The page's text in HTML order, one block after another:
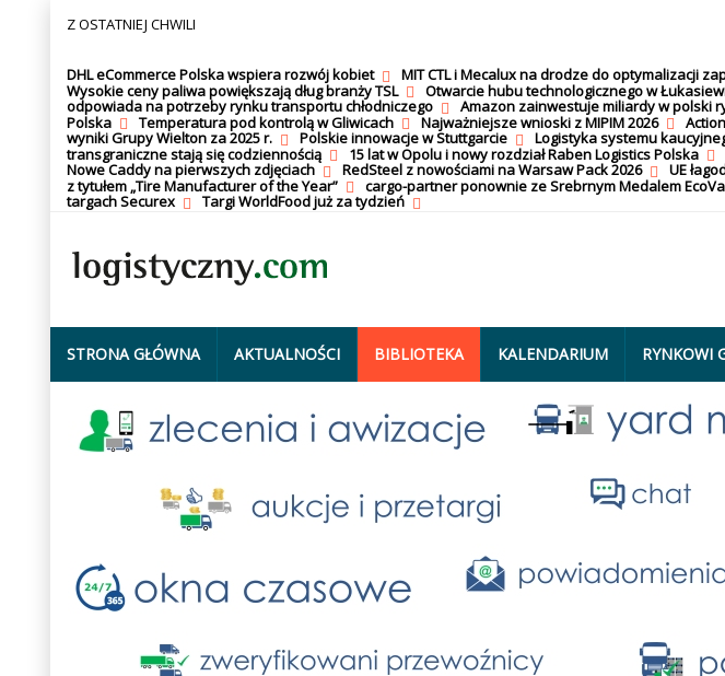
Z OSTATNIEJ CHWILI
DHL eCommerce Polska wspiera rozwój kobiet MIT CTL i Mecalux na drodze do optymalizacji
Wysokie ceny paliwa powiększają dług branży TSL
Otwarcie hubu technologicznego w
odpowiada na potrzeby rynku transportu chłodniczego
Amazon zainwestuje miliardy w polski
Polska
Temperatura pod kontrolą w Gliwicach Najważniejsze wnioski z MIPIM 2026
wyniki Grupy Wielton za 2025 r.
Polskie innowacje w Stuttgarcie Logistyka systemu
transgraniczne stają się codziennością
15 lat w Opolu i nowy rozdział Raben Logistics Polska
Nowe Caddy na pierwszych zdjęciach
RedSteel z nowościami na Warsaw Pack 2026 UE
z tytułem „Tire Manufacturer of the Year”
cargo-partner ponownie ze Srebrnym Medalem
targach Securex
Targi WorldFood już za tydzień
STRONA GŁÓWNA AKTUALNOŚCI BIBLIOTEKA KALENDARIUM RYNKOWI